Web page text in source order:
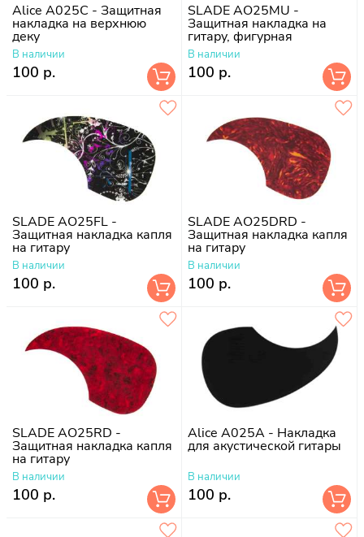
Alice A025C - Защитная
накладка на верхнюю
деку
В наличии
100 р.
SLADE AO25MU -
Защитная накладка на
гитару, фигурная
В наличии
100 р.
SLADE AO25FL -
Защитная накладка капля
на гитару
В наличии
100 р.
SLADE AO25DRD -
Защитная накладка капля
на гитару
В наличии
100 р.
SLADE AO25RD -
Защитная накладка капля
на гитару
В наличии
100 р.
Alice A025A - Накладка
для акустической гитары
В наличии
100 р.